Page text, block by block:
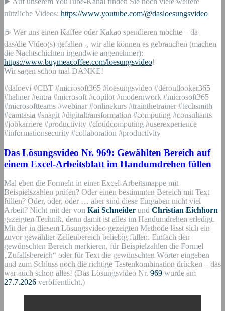
nützliche Videos: https://www.youtube.com/@dasloesungsvideo
☕ Wer uns einen Kaffee oder Kakao spendieren möchte – da
das/die Video(s) gefallen -, wir alle können es gebrauchen (machen
die Nachtschichten irgendwie angenehmer):
https://www.buymeacoffee.com/loesungsvideo!
Wir sagen schon mal DANKE!
#daloevi #CBT #microsoft365 #loesungsvideo #deroutlooker365
#hahner #entra #microsoft #copilot #modernwork #microsoft365
#microsoftteams #webinar #onlinekurs #trainthetrainer #techsmith
#camtasia #snagit #digitaltransformation #computing #consultants
#jobkarriere #productivity #cloudcomputing #userexperience
#informationsecurity #collaboration #productivity
Das Lösungsvideo Nr. 969: Gewählten Bereich auf
einem Excel-Arbeitsblatt im Handumdrehen füllen
Mal eben die Formeln in einer Excel-Arbeitsmappe mit
Beispielszahlen prüfen? Oder einen bestimmten Bereich mit Text
füllen? Oder, oder, oder … aber sind diese Eingaben nicht viel
Arbeit? Nicht mit der von Kai Schneider und Christian Eichhorn
gezeigten Technik, denn damit ist alles im Handumdrehen erledigt.
Mit der in diesem Lösungsvideo gezeigten Methode lässt sich ein
zuvor gewählter Zellenbereich beliebig füllen. Einfach den
gewünschten Bereich markieren, für Beispielzahlen die Formel
„Zufallsbereich“ oder für Text die gewünschten Wörter eingeben
und zum Schluss noch die richtige Tastenkombination drücken – das
war auch schon alles! (Das Lösungsvideo Nr. 969 wurde am
27.7.2026 veröffentlicht.)